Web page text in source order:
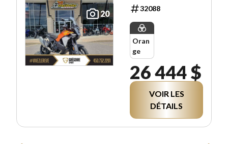
20
32088
Oran
ge
26 444 $
VOIR LES
DÉTAILS